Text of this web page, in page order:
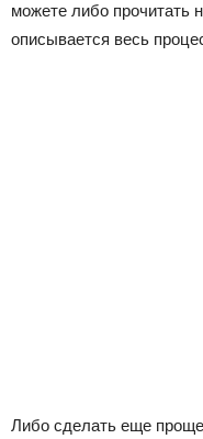
можете либо прочитать
описывается весь
Либо сделать еще